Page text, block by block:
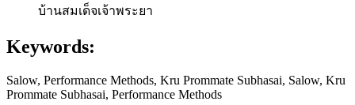
บ้านสมเด็จเจ้าพระยา
Keywords:
Salow, Performance Methods, Kru Prommate Subhasai, Salow, Kru
Prommate Subhasai, Performance Methods